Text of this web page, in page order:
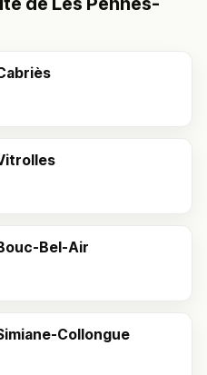
Bel-Air
Collongue